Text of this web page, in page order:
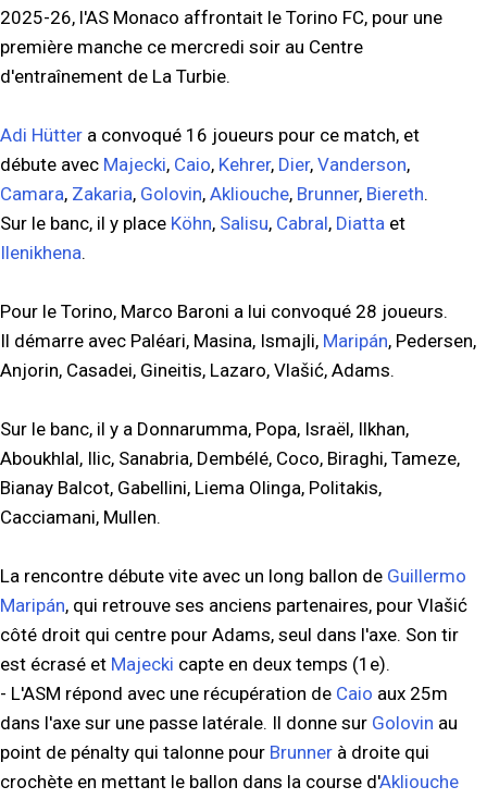
2025-26, l'AS Monaco affrontait le Torino FC, pour une
première manche ce mercredi soir au Centre
d'entraînement de La Turbie.
Adi Hütter a convoqué 16 joueurs pour ce match, et
débute avec Majecki, Caio, Kehrer, Dier, Vanderson,
Camara, Zakaria, Golovin, Akliouche, Brunner, Biereth.
Sur le banc, il y place Köhn, Salisu, Cabral, Diatta et
Ilenikhena.
Pour le Torino, Marco Baroni a lui convoqué 28 joueurs.
Il démarre avec Paléari, Masina, Ismajli, Maripán, Pedersen,
Anjorin, Casadei, Gineitis, Lazaro, Vlašić, Adams.
Sur le banc, il y a Donnarumma, Popa, Israël, Ilkhan,
Aboukhlal, Ilic, Sanabria, Dembélé, Coco, Biraghi, Tameze,
Bianay Balcot, Gabellini, Liema Olinga, Politakis,
Cacciamani, Mullen.
La rencontre débute vite avec un long ballon de Guillermo
Maripán, qui retrouve ses anciens partenaires, pour Vlašić
côté droit qui centre pour Adams, seul dans l'axe. Son tir
est écrasé et Majecki capte en deux temps (1e).
- L'ASM répond avec une récupération de Caio aux 25m
dans l'axe sur une passe latérale. Il donne sur Golovin au
point de pénalty qui talonne pour Brunner à droite qui
crochète en mettant le ballon dans la course d'Akliouche